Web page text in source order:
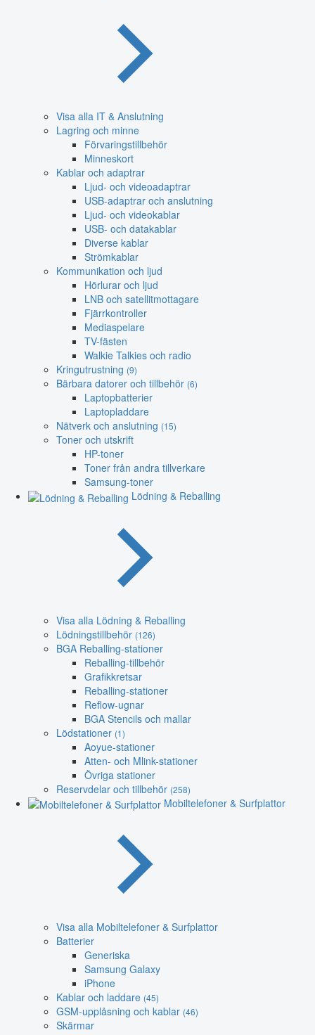
Visa alla IT & Anslutning
Lagring och minne
Förvaringstillbehör
Minneskort
Kablar och adaptrar
Ljud- och videoadaptrar
USB-adaptrar och anslutning
Ljud- och videokablar
USB- och datakablar
Diverse kablar
Strömkablar
Kommunikation och ljud
Hörlurar och ljud
LNB och satellitmottagare
Fjärrkontroller
Mediaspelare
TV-fästen
Walkie Talkies och radio
Kringutrustning (9)
Bärbara datorer och tillbehör (6)
Laptopbatterier
Laptopladdare
Nätverk och anslutning (15)
Toner och utskrift
HP-toner
Toner från andra tillverkare
Samsung-toner
Lödning & Reballing
Visa alla Lödning & Reballing
Lödningstillbehör (126)
BGA Reballing-stationer
Reballing-tillbehör
Grafikkretsar
Reballing-stationer
Reflow-ugnar
BGA Stencils och mallar
Lödstationer (1)
Aoyue-stationer
Atten- och Mlink-stationer
Övriga stationer
Reservdelar och tillbehör (258)
Mobiltelefoner & Surfplattor
Visa alla Mobiltelefoner & Surfplattor
Batterier
Generiska
Samsung Galaxy
iPhone
Kablar och laddare (45)
GSM-upplåsning och kablar (46)
Skärmar